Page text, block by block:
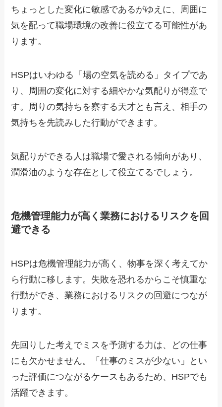
ちょっとした変化に敏感であるがゆえに、周囲に
気を配って職場環境の改善に役立てる可能性があ
ります。
HSPはいわゆる「場の空気を読める」タイプであ
り、周囲の変化に対する細やかな気配りが得意で
す。周りの気持ちを察する天才とも言え、相手の
気持ちを先読みした行動ができます。
気配りができる人は職場で愛される傾向があり、
潤滑油のような存在として役立てるでしょう。
危機管理能力が高く業務におけるリスクを回
避できる
HSPは危機管理能力が高く、物事を深く考えてか
ら行動に移します。失敗を恐れるからこそ慎重な
行動ができ、業務におけるリスクの回避につなが
ります。
先回りした考えでミスを予測する力は、どの仕事
にも欠かせません。「仕事のミスが少ない」とい
った評価につながるケースもあるため、HSPでも
活躍できます。